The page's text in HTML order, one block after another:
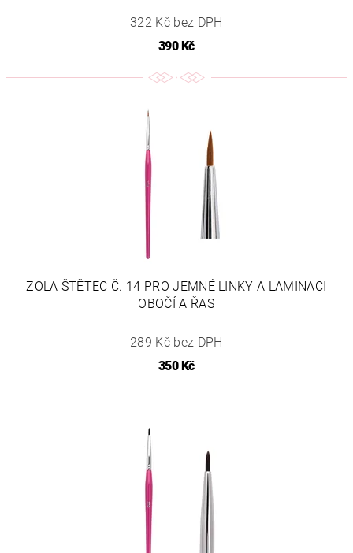
322 Kč bez DPH
390 Kč
ZOLA ŠTĚTEC Č. 14 PRO JEMNÉ LINKY A LAMINACI
OBOČÍ A ŘAS
289 Kč bez DPH
350 Kč